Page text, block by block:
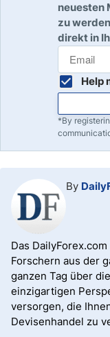
neuesten
zu
direkt in
Help
*By
By
Das
Forschern aus der
ganzen Tag über
einzigartigen
versorgen, die
Devisenhandel zu